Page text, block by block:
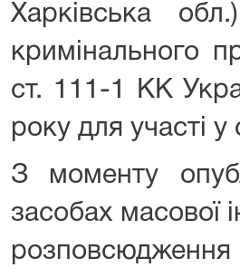
Харківська
кримінального
ст. 111-1 КК
року для участі у
З моменту
засобах масової